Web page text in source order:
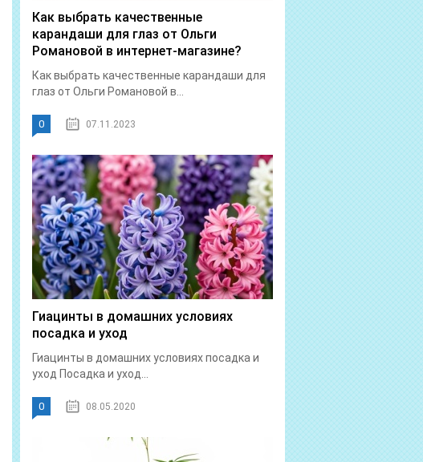
Как выбрать качественные
карандаши для глаз от Ольги
Романовой в интернет-магазине?
Как выбрать качественные карандаши для
глаз от Ольги Романовой в...
0 07.11.2023
Гиацинты в домашних условиях
посадка и уход
Гиацинты в домашних условиях посадка и
уход Посадка и уход...
0 08.05.2020